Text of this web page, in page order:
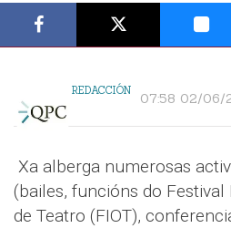
REDACCIÓN 07:58 02/06/
Xa alberga numerosas
(bailes, funcións do
de Teatro (FIOT),